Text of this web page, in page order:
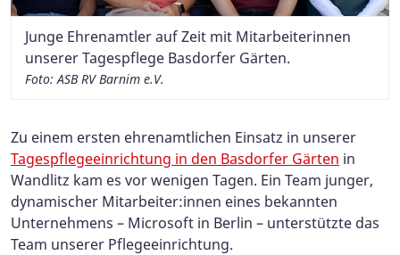
Junge Ehrenamtler auf Zeit mit Mitarbeiterinnen
unserer Tagespflege Basdorfer Gärten.
Foto: ASB RV Barnim e.V.
Zu einem ersten ehrenamtlichen Einsatz in unserer
Tagespflegeeinrichtung in den Basdorfer Gärten in
Wandlitz kam es vor wenigen Tagen. Ein Team junger,
dynamischer Mitarbeiter:innen eines bekannten
Unternehmens – Microsoft in Berlin – unterstützte das
Team unserer Pflegeeinrichtung.